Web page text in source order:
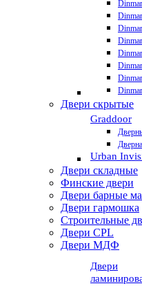
Двери скрытые
Graddoor
Urban
Двери складные
Финские двери
Двери барные
Двери гармошка
Строительные
Двери CРL
Двери МДФ
Двери